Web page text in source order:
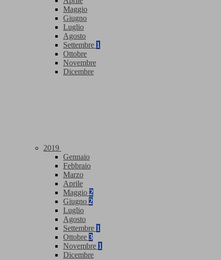
Maggio
Giugno
Luglio
Agosto
Settembre 1
Ottobre
Novembre
Dicembre
2019
Gennaio
Febbraio
Marzo
Aprile
Maggio 2
Giugno 2
Luglio
Agosto
Settembre 1
Ottobre 3
Novembre 1
Dicembre